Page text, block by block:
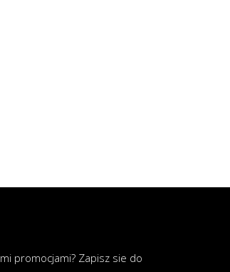
promocjami? Zapisz sie do